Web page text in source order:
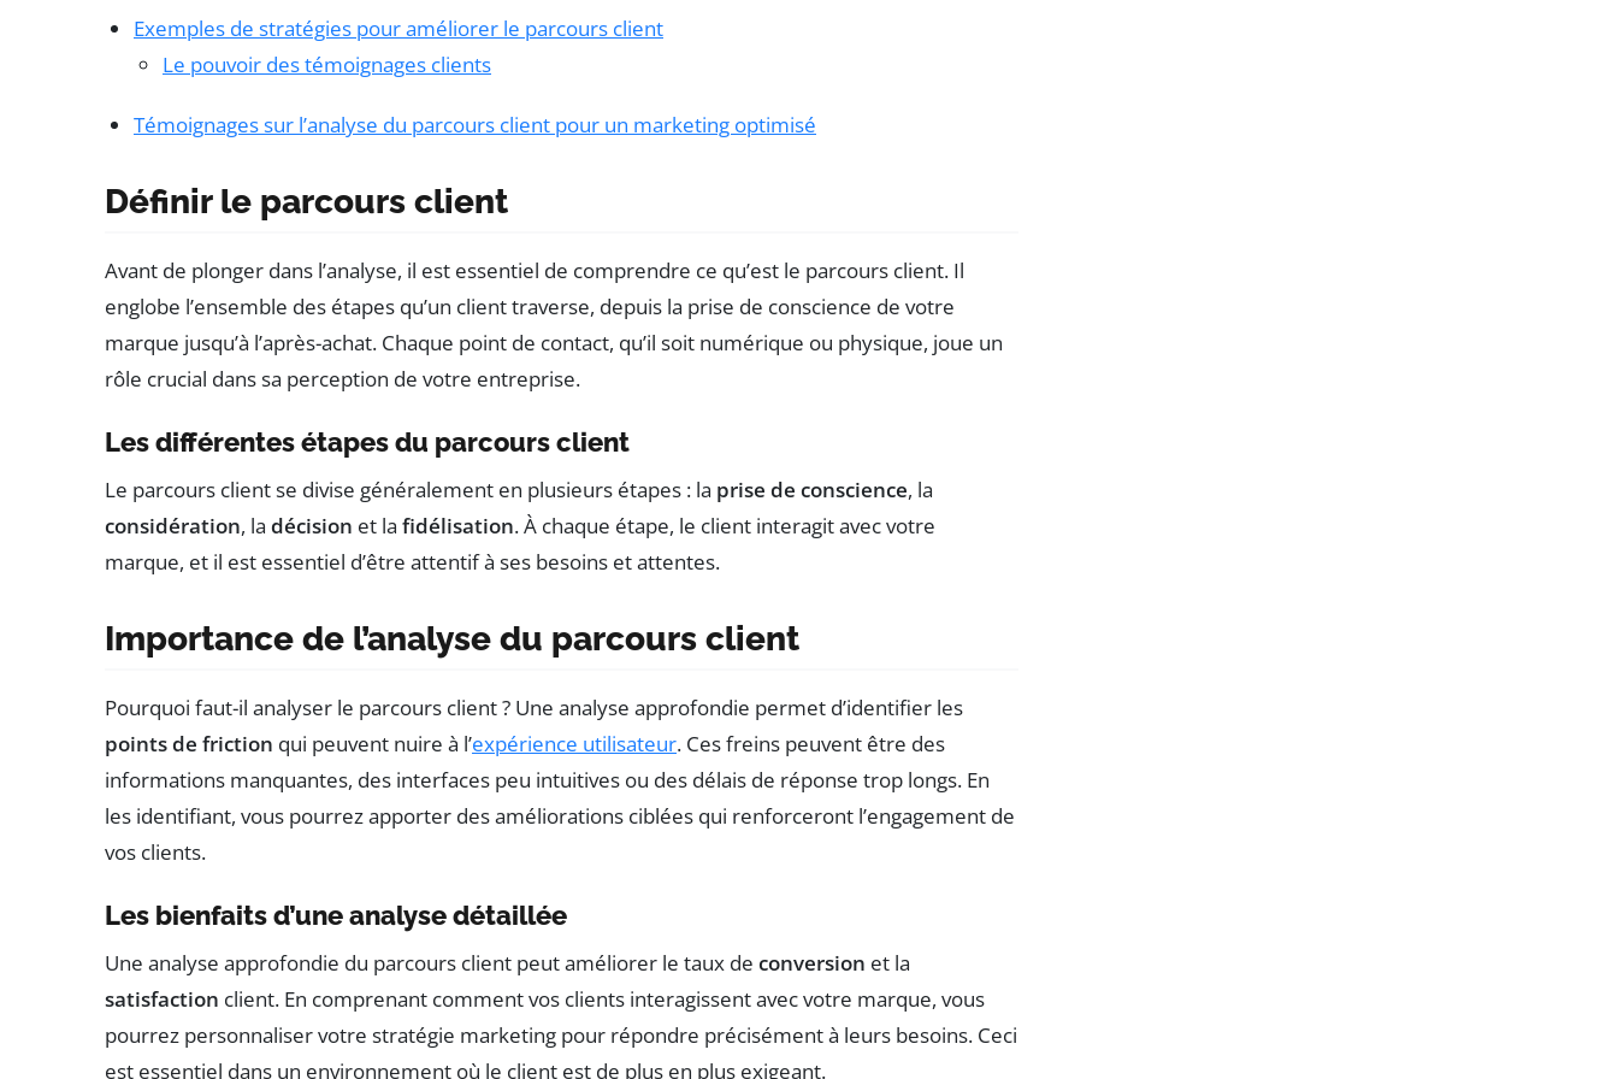
Exemples de stratégies pour améliorer le parcours client
Le pouvoir des témoignages clients
Témoignages sur l’analyse du parcours client pour un marketing optimisé
Définir le parcours client
Avant de plonger dans l’analyse, il est essentiel de comprendre ce qu’est le parcours client. Il
englobe l’ensemble des étapes qu’un client traverse, depuis la prise de conscience de votre
marque jusqu’à l’après-achat. Chaque point de contact, qu’il soit numérique ou physique, joue un
rôle crucial dans sa perception de votre entreprise.
Les différentes étapes du parcours client
Le parcours client se divise généralement en plusieurs étapes : la prise de conscience, la
considération, la décision et la fidélisation. À chaque étape, le client interagit avec votre
marque, et il est essentiel d’être attentif à ses besoins et attentes.
Importance de l’analyse du parcours client
Pourquoi faut-il analyser le parcours client ? Une analyse approfondie permet d’identifier les
points de friction qui peuvent nuire à l’expérience utilisateur. Ces freins peuvent être des
informations manquantes, des interfaces peu intuitives ou des délais de réponse trop longs. En
les identifiant, vous pourrez apporter des améliorations ciblées qui renforceront l’engagement de
vos clients.
Les bienfaits d’une analyse détaillée
Une analyse approfondie du parcours client peut améliorer le taux de conversion et la
satisfaction client. En comprenant comment vos clients interagissent avec votre marque, vous
pourrez personnaliser votre stratégie marketing pour répondre précisément à leurs besoins. Ceci
est essentiel dans un environnement où le client est de plus en plus exigeant.